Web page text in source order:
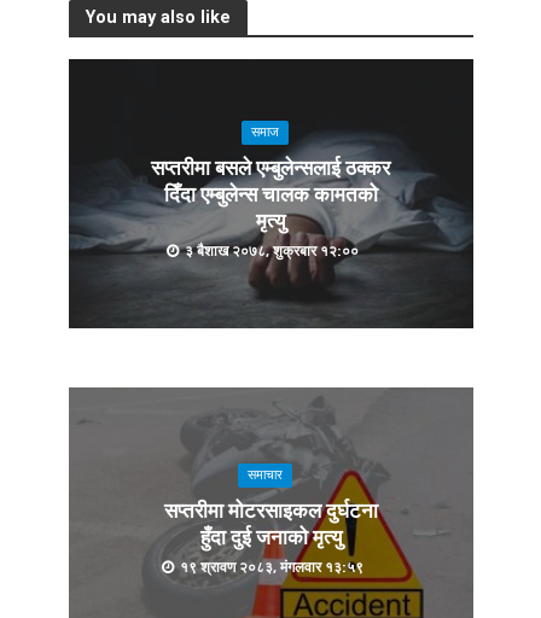
You may also like
समाज
सप्तरीमा बसले एम्बुलेन्सलाई ठक्कर
दिँदा एम्बुलेन्स चालक कामतको
मृत्यु
३ बैशाख २०७८, शुक्रबार १२:००
समाचार
सप्तरीमा मोटरसाइकल दुर्घटना
हुँदा दुई जनाको मृत्यु
१९ श्रावण २०८३, मंगलवार १३:५९